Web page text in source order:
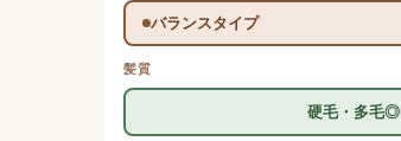
バランスタイプ
髪質
硬毛・多毛◎